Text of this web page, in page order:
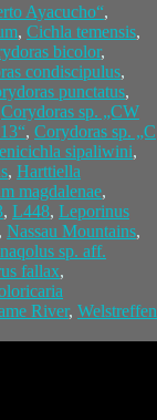
Ayacucho“,
, Cichla temensis,
bicolor,
condiscipulus,
punctatus,
Corydoras sp. „CW
, Corydoras sp. „C
sipaliwini,
, Harttiella
magdalenae,
, L448, Leporinus
, Nassau Mountains,
sp. aff.
fallax,
River, Welstreffen